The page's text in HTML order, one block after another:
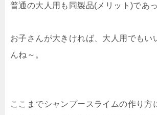
普通の大人用も同製品(メリット)であ
お子さんが大きければ、大人用でもい
んね～。
ここまでシャンプースライムの作り方